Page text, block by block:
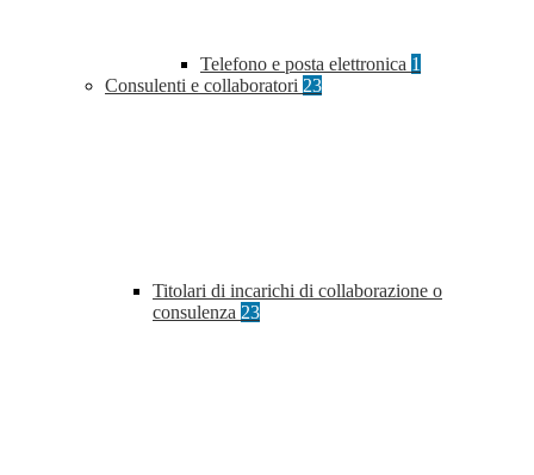
Telefono e posta elettronica 1
Consulenti e collaboratori 23
Titolari di incarichi di collaborazione o
consulenza 23